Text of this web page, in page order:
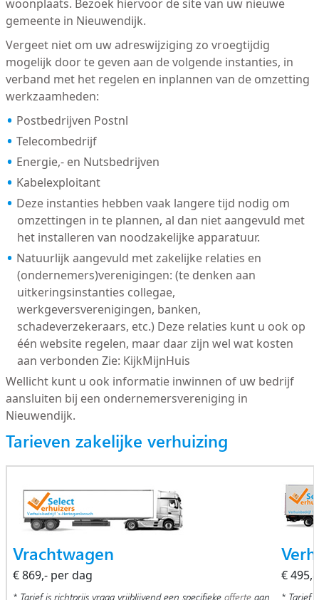
woonplaats. Bezoek hiervoor de site van uw nieuwe
gemeente in Nieuwendijk.
Vergeet niet om uw adreswijziging zo vroegtijdig
mogelijk door te geven aan de volgende instanties, in
verband met het regelen en inplannen van de omzetting
werkzaamheden:
Postbedrijven Postnl
Telecombedrijf
Energie,- en Nutsbedrijven
Kabelexploitant
Deze instanties hebben vaak langere tijd nodig om
omzettingen in te plannen, al dan niet aangevuld met
het installeren van noodzakelijke apparatuur.
Natuurlijk aangevuld met zakelijke relaties en
(ondernemers)verenigingen: (te denken aan
uitkeringsinstanties collegae,
werkgeversverenigingen, banken,
schadeverzekeraars, etc.) Deze relaties kunt u ook op
één website regelen, maar daar zijn wel wat kosten
aan verbonden Zie: KijkMijnHuis
Wellicht kunt u ook informatie inwinnen of uw bedrijf
aansluiten bij een ondernemersvereniging in
Nieuwendijk.
Tarieven zakelijke verhuizing
Vrachtwagen
€ 869,- per dag
* Tarief is richtprijs vraag vrijblijvend een specifieke offerteaan
€
* Tarief